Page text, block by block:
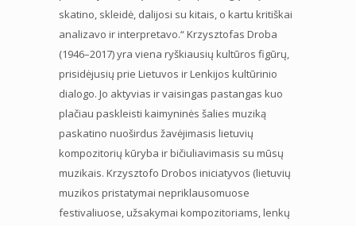
skatino, skleidė, dalijosi su kitais, o kartu kritiškai
analizavo ir interpretavo.“ Krzysztofas Droba
(1946–2017) yra viena ryškiausių kultūros figūrų,
prisidėjusių prie Lietuvos ir Lenkijos kultūrinio
dialogo. Jo aktyvias ir vaisingas pastangas kuo
plačiau paskleisti kaimyninės šalies muziką
paskatino nuoširdus žavėjimasis lietuvių
kompozitorių kūryba ir bičiuliavimasis su mūsų
muzikais. Krzysztofo Drobos iniciatyvos (lietuvių
muzikos pristatymai nepriklausomuose
festivaliuose, užsakymai kompozitoriams, lenkų